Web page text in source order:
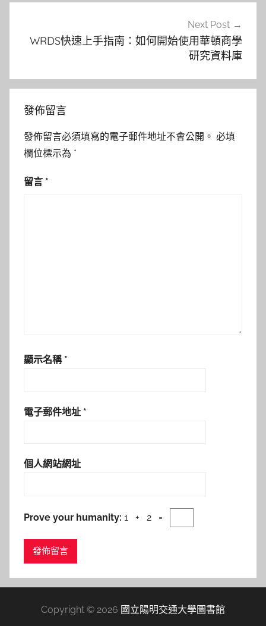
Next Post
WRDS快速上手指南：如何開始使用華頓商學
研究資料庫
發佈留言
發佈留言必須填寫的電子郵件地址不會公開。 必填
欄位標示為 *
留言 *
顯示名稱 *
電子郵件地址 *
個人網站網址
Prove your humanity: 1 + 2 =
Copyright © 2026 國立陽明交通大學圖書館